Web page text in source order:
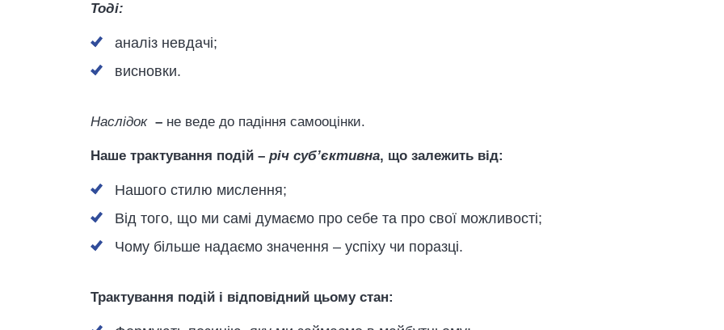
Тоді:
аналіз невдачі;
висновки.
Наслідок– не веде до падіння самооцінки.
Наше трактування подій – річ суб’єктивна, що залежить від:
Нашого стилю мислення;
Від того, що ми самі думаємо про себе та про свої можливості;
Чому більше надаємо значення – успіху чи поразці.
Трактування подій і відповідний цьому стан: